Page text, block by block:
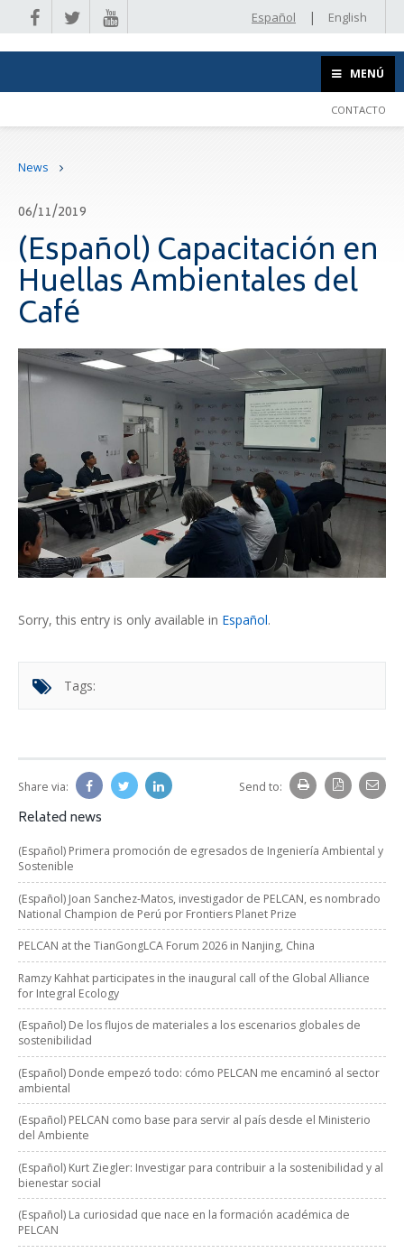
Español | English
MENÚ
CONTACTO
News
06/11/2019
(Español) Capacitación en
Huellas Ambientales del
Café
Sorry, this entry is only available in Español.
Tags:
Share via: Send to:
Related news
(Español) Primera promoción de egresados de Ingeniería Ambiental y
Sostenible
(Español) Joan Sanchez-Matos, investigador de PELCAN, es nombrado
National Champion de Perú por Frontiers Planet Prize
PELCAN at the TianGongLCA Forum 2026 in Nanjing, China
Ramzy Kahhat participates in the inaugural call of the Global Alliance
for Integral Ecology
(Español) De los flujos de materiales a los escenarios globales de
sostenibilidad
(Español) Donde empezó todo: cómo PELCAN me encaminó al sector
ambiental
(Español) PELCAN como base para servir al país desde el Ministerio
del Ambiente
(Español) Kurt Ziegler: Investigar para contribuir a la sostenibilidad y al
bienestar social
(Español) La curiosidad que nace en la formación académica de
PELCAN